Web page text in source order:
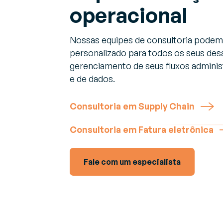
Sobre a Generix
Descubra quem nós somos
Opinião de Especialista
Perspectivas e recomendações de
especialistas sobre desafios da indústria e
operacional
Nossas equipes de consultoria
personalizado para todos os seus
gerenciamento de seus fluxos
e de dados.
Consultoria em Supply Chain
Consultoria em Fatura eletrônica
Fale com um especialista